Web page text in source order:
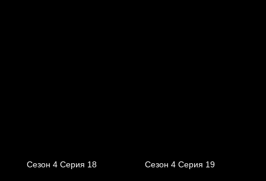
Сезон 4 Серия 18 Сезон 4 Серия 19